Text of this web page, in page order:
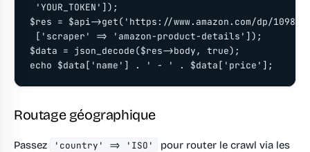
'YOUR_TOKEN']);
$res = $api->get('https://www.amazon.com/dp/
['scraper' => 'amazon-product-details']);
$data = json_decode($res->body, true);
echo $data['name'] . ' - ' . $data['price'];
Routage géographique
Passez 'country' => 'ISO'
pour router le crawl via les